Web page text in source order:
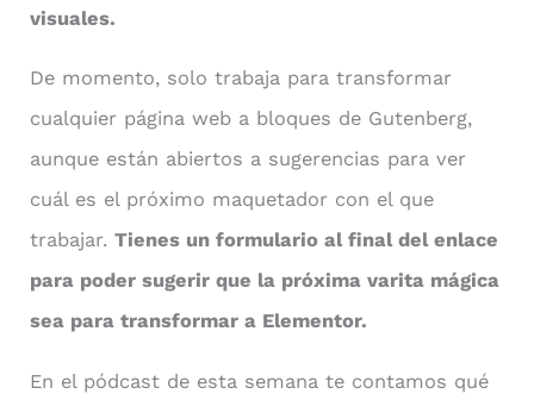
visuales.
De momento, solo trabaja para transformar
cualquier página web a bloques de Gutenberg,
aunque están abiertos a sugerencias para ver
cuál es el próximo maquetador con el que
trabajar. Tienes un formulario al final del enlace
para poder sugerir que la próxima varita mágica
sea para transformar a Elementor.
En el pódcast de esta semana te contamos qué